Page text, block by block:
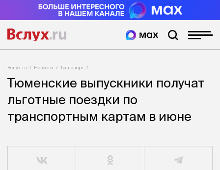
Вслух.ru Новости Транспорт
Тюменские выпускники получат
льготные поездки по
транспортным картам в июне